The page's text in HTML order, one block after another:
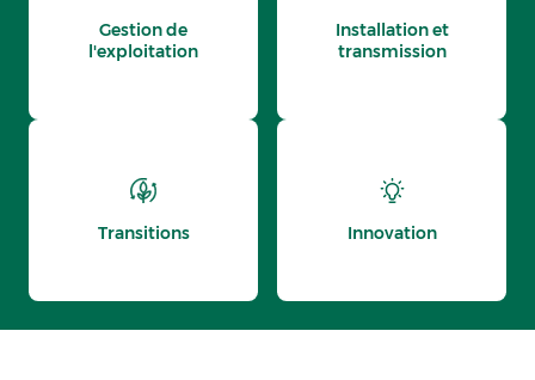
Gestion de
l'exploitation
Installation et
transmission
Transitions Innovation